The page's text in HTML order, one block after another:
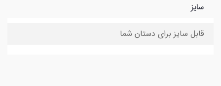
سایز
قابل سایز برای دستان شما